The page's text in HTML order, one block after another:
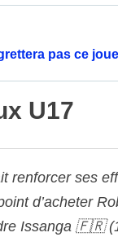
pas ce
U17
renforcer ses
d’acheter
Issanga 🇫🇷